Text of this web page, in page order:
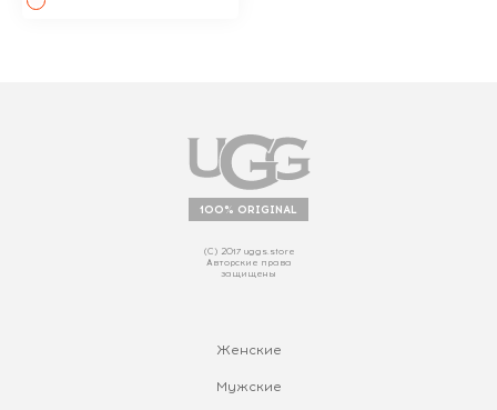
100% ORIGINAL
(С) 2017 uggs.store
Авторские права
защищены
Женские
Мужские